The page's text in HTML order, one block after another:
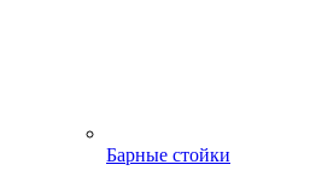
Барные стойки